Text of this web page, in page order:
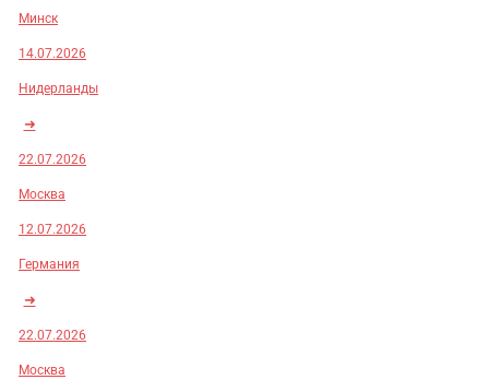
Минск
14.07.2026
Нидерланды
➜
22.07.2026
Москва
12.07.2026
Германия
➜
22.07.2026
Москва